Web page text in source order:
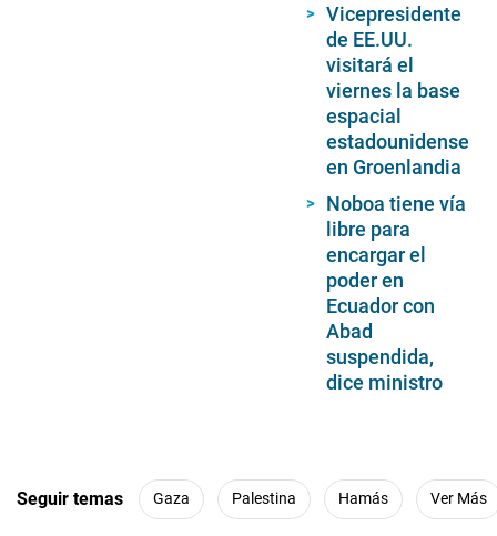
Vicepresidente
de EE.UU.
visitará el
viernes la base
espacial
estadounidense
en Groenlandia
Noboa tiene vía
libre para
encargar el
poder en
Ecuador con
Abad
suspendida,
dice ministro
Seguir temas Gaza Palestina Hamás Ver Más